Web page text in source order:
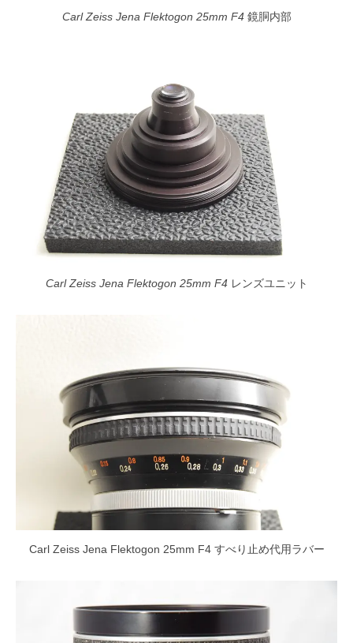
Carl Zeiss Jena Flektogon 25mm F4鏡胴内部
Carl Zeiss Jena Flektogon 25mm F4レンズユニット
Carl Zeiss Jena Flektogon 25mm F4 すべり止め代用ラバー